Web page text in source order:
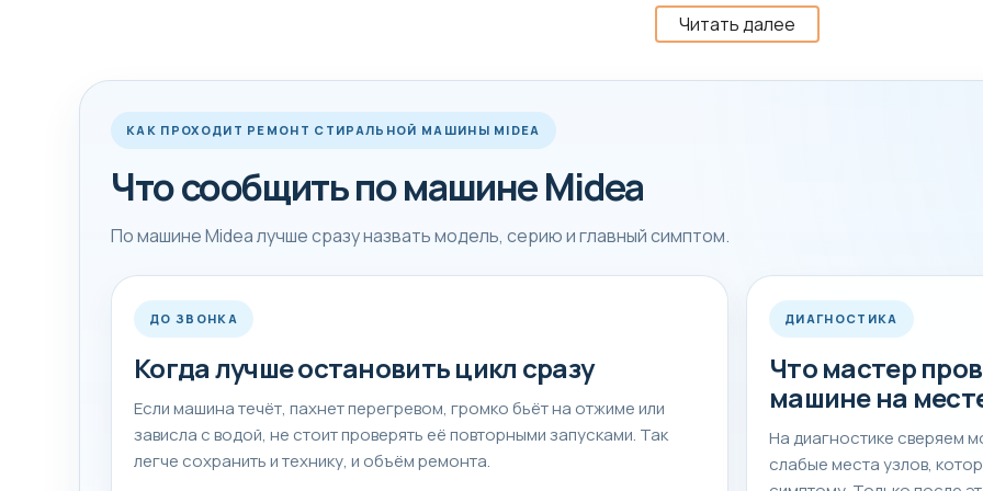
На стоимость влияют модель, доступ к узлу, состояние бака, подшипникового узла, помпы, нагрева и
или сложная разборка, это мастер объясняет сразу после проверки.
Если вы уже понимаете симптом, можно сразу посмотреть соседние полезные страницы:
стиральной машины, Ремонт стиральных машин.
Совет мастера перед выездом
Если в баке осталась вода, появился запах проводки, сильный стук, течь или ошибка на дисплее, лучше
до диагностики. Так меньше риск добить помпу, подшипники и электронику.
Желательно заранее сфотографировать шильдик с моделью и записать, как именно проявляется
Читать далее
КАК ПРОХОДИТ РЕМОНТ СТИРАЛЬНОЙ МАШИНЫ MIDEA
Что сообщить по машине Midea
По машине Midea лучше сразу назвать модель, серию и главный симптом.
ДО ЗВОНКА
Когда лучше остановить цикл сразу
Если машина течёт, пахнет перегревом, громко бьёт на отжиме или
зависла с водой, не стоит проверять её повторными запусками. Так
легче сохранить и технику, и объём ремонта.
ДИАГНОСТИКА
Что мастер
машине на
На диагностике сверяем
слабые места узлов,